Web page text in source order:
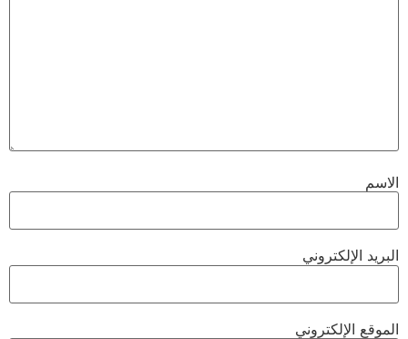
الاسم
البريد الإلكتروني
الموقع الإلكتروني